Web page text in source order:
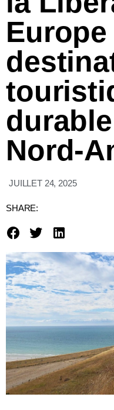
Nord-
JUILLET 24, 2025
SHARE: